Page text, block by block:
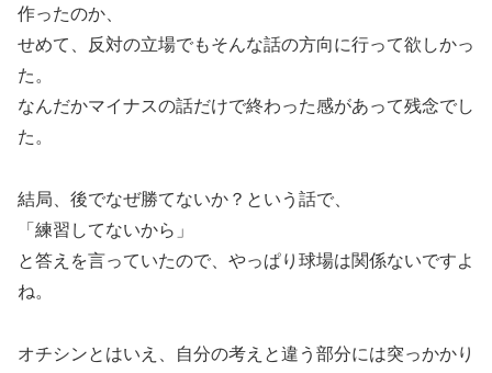
作ったのか、
せめて、反対の立場でもそんな話の方向に行って欲しかっ
た。
なんだかマイナスの話だけで終わった感があって残念でし
た。
結局、後でなぜ勝てないか？という話で、
「練習してないから」
と答えを言っていたので、やっぱり球場は関係ないですよ
ね。
オチシンとはいえ、自分の考えと違う部分には突っかかり